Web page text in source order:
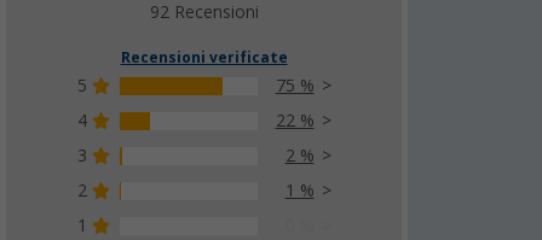
92 Recensioni
Recensioni verificate
5
75 %
4
22 %
3
2 %
2
1 %
1